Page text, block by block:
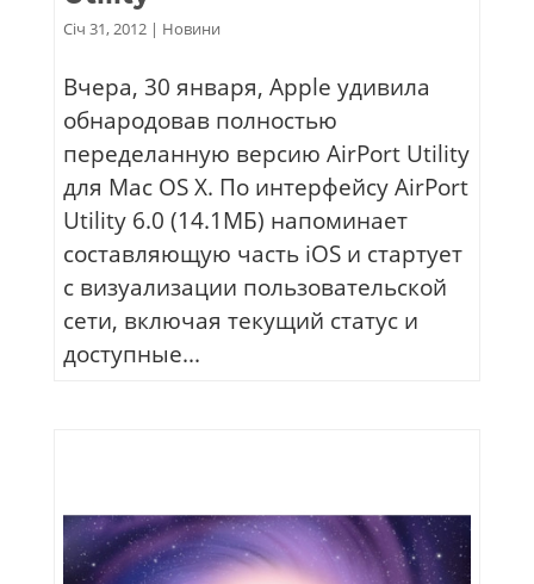
Січ 31, 2012| Новини
Вчера, 30 января, Apple удивила
обнародовав полностью
переделанную версию AirPort Utility
для Mac OS X. По интерфейсу AirPort
Utility 6.0 (14.1МБ) напоминает
составляющую часть iOS и стартует
с визуализации пользовательской
сети, включая текущий статус и
доступные...